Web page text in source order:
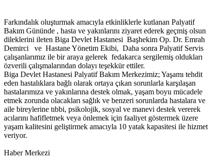
Farkındalık oluşturmak amacıyla etkinliklerle kutlanan Palyatif
Bakım Gününde , hasta ve yakınlarını ziyaret ederek geçmiş olsun
dileklerini ileten Biga Devlet Hastanesi Başhekim Op. Dr. Emrah
Demirci ve Hastane Yönetim Ekibi, Daha sonra Palyatif Servis
çalışanlarımız ile bir araya gelerek fedakarca sergilemiş oldukları
özverili çalışmalarından dolayı teşekkür ettiler.
Biga Devlet Hastanesi Palyatif Bakım Merkezimiz; Yaşamı tehdit
eden hastalıklara bağlı olarak ortaya çıkan sorunlarla karşılaşan
hastalarımıza ve yakınlarına destek olmak, yaşam boyu mücadele
etmek zorunda olacakları sağlık ve benzeri sorunlarda hastalara ve
aile bireylerine tıbbi, psikolojik, sosyal ve manevi destek vererek
acılarını hafifletmek veya önlemek için faaliyet göstermek üzere
yaşam kalitesini geliştirmek amacıyla 10 yatak kapasitesi ile hizmet
veriyor.
Haber Merkezi